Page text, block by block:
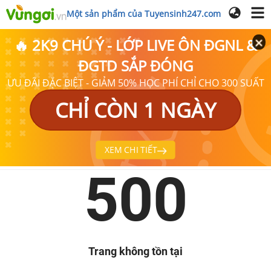
Một sản phẩm của Tuyensinh247.com
🔥 2K9 CHÚ Ý - LỚP LIVE ÔN ĐGNL &
ĐGTD SẮP ĐÓNG
ƯU ĐÃI ĐẶC BIỆT - GIẢM 50% HỌC PHÍ CHỈ CHO 300 SUẤT
CHỈ CÒN 1 NGÀY
XEM CHI TIẾT
500
Trang không tồn tại